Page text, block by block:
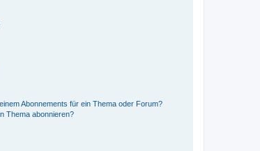
Abonnements für ein Thema oder Forum?
Thema abonnieren?